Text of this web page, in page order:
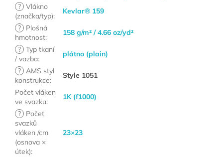
? Vlákno
(značka/typ):
Kevlar® 159
?
Plošná
hmotnost:
158 g/m² / 4.66 oz/yd²
? Typ tkaní
/ vazba:
plátno (plain)
? AMS styl
konstrukce:
Style 1051
Počet vláken
ve svazku:
1K (f1000)
?
Počet
svazků
vláken /cm
(osnova ×
útek):
23×23